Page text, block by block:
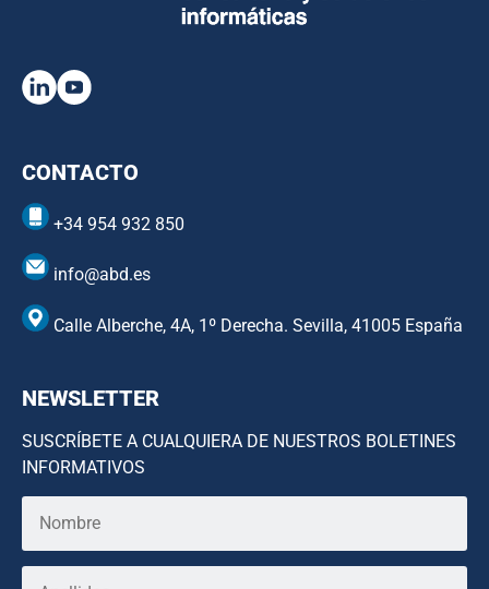
CONTACTO
+34 954 932 850
info@abd.es
Calle Alberche, 4A, 1º Derecha. Sevilla, 41005 España
NEWSLETTER
SUSCRÍBETE A CUALQUIERA DE NUESTROS BOLETINES
INFORMATIVOS